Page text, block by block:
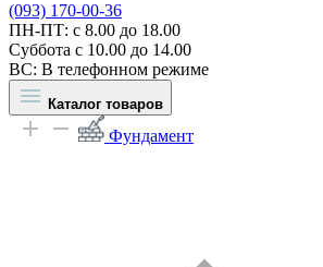
(093) 170-00-36
ПН-ПТ: c 8.00 до 18.00
Суббота с 10.00 до 14.00
ВС: В телефонном режиме
Каталог товаров
Фундамент